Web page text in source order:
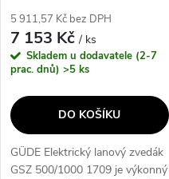
5 911,57 Kč bez DPH
7 153 Kč/ ks
Skladem u dodavatele (2-7
prac. dnů) >5 ks
DO KOŠÍKU
GÜDE Elektrický lanový zvedák
GSZ 500/1000 1709 je výkonný